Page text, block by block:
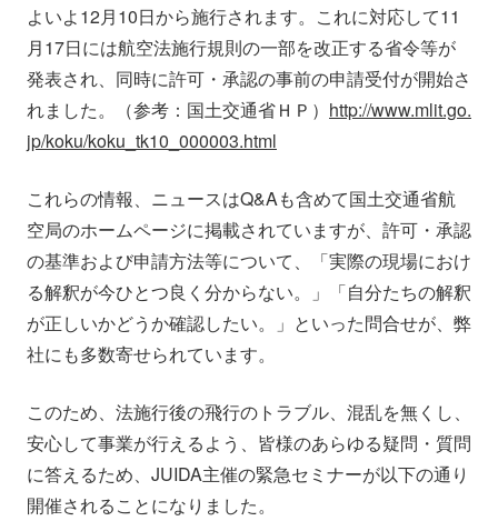
会社情報 ニュース
採用情報 資料ダウンロード
IR情報 English
よいよ12月10日から施行されます。これに対応して11
月17日には航空法施行規則の一部を改正する省令等が
発表され、同時に許可・承認の事前の申請受付が開始さ
れました。（参考：国土交通省ＨＰ） http://www.mlit.go.
jp/koku/koku_tk10_000003.html
これらの情報、ニュースはQ&Aも含めて国土交通省航
空局のホームページに掲載されていますが、許可・承認
の基準および申請方法等について、「実際の現場におけ
る解釈が今ひとつ良く分からない。」「自分たちの解釈
が正しいかどうか確認したい。」といった問合せが、弊
社にも多数寄せられています。
このため、法施行後の飛行のトラブル、混乱を無くし、
安心して事業が行えるよう、皆様のあらゆる疑問・質問
に答えるため、JUIDA主催の緊急セミナーが以下の通り
開催されることになりました。